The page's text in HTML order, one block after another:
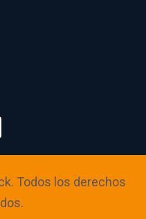
Todos los derechos